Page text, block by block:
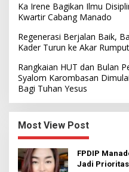
Ka Irene Bagikan Ilmu
Kwartir Cabang Manado
Regenerasi Berjalan Baik,
Kader Turun ke Akar Rumput
Rangkaian HUT dan Bulan
Syalom Karombasan
Bagi Tuhan Yesus
Most View Post
FPDIP
Jadi